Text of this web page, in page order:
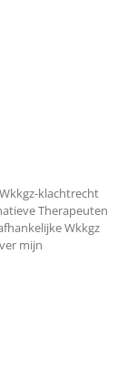
klachtrecht
Therapeuten
Wkkgz
mijn